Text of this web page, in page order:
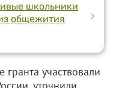
школьники
общежития
>
участвовали